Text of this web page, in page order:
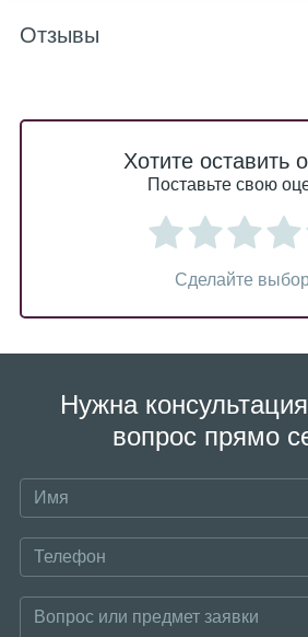
Отзывы
Хотите оставить
Поставьте свою
Сделайте
Нужна
вопрос прямо